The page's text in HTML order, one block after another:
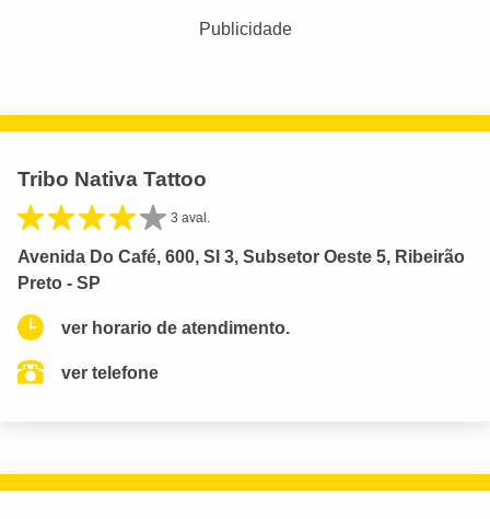
Publicidade
Tribo Nativa Tattoo
3 aval.
Avenida Do Café, 600, Sl 3, Subsetor Oeste 5, Ribeirão
Preto - SP
ver horario de atendimento.
ver telefone